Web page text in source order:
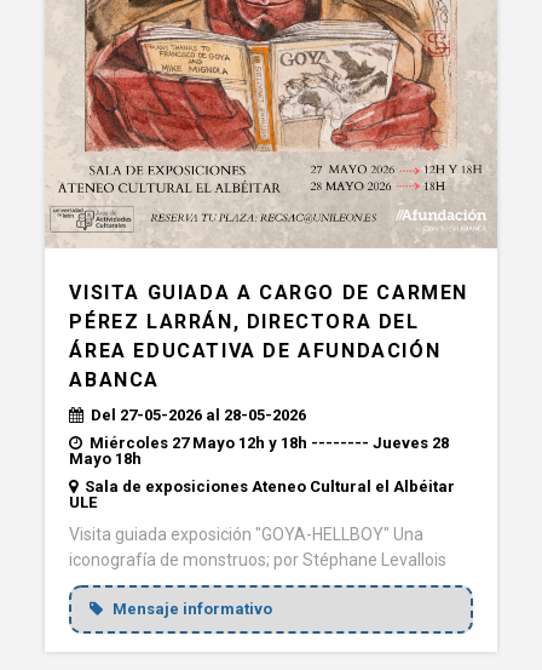
VISITA GUIADA A CARGO DE CARMEN
PÉREZ LARRÁN, DIRECTORA DEL
ÁREA EDUCATIVA DE AFUNDACIÓN
ABANCA
Del 27-05-2026 al 28-05-2026
Miércoles 27 Mayo 12h y 18h -------- Jueves 28
Mayo 18h
Sala de exposiciones Ateneo Cultural el Albéitar
ULE
Visita guiada exposición "GOYA-HELLBOY" Una
iconografía de monstruos; por Stéphane Levallois
Mensaje informativo